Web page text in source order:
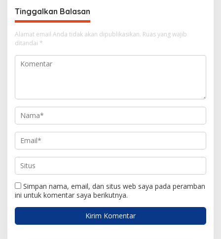
a
s
i
p
o
Tinggalkan Balasan
Alamat email Anda tidak akan dipublikasikan. Ruas yang wajib
ditandai *
Simpan nama, email, dan situs web saya pada peramban
ini untuk komentar saya berikutnya.